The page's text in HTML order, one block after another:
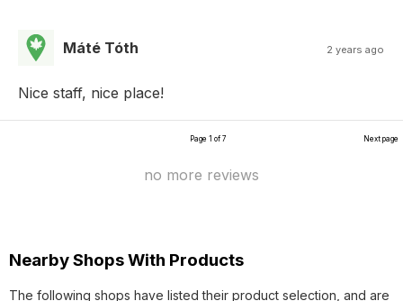
Máté Tóth 2 years ago
Nice staff, nice place!
Page 1 of 7 Next page
no more reviews
Nearby Shops With Products
The following shops have listed their product selection, and are